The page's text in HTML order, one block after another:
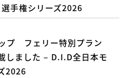
手権シリーズ2026
プ フェリー特別プラン
しました – D.I.D全日本モ
2026